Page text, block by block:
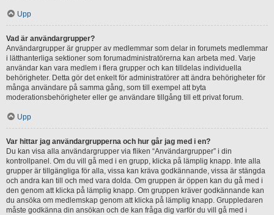
Upp
Vad är användargrupper?
Användargrupper är grupper av medlemmar som delar in forumets medlemmar
i lätthanterliga sektioner som forumadministratörerna kan arbeta med. Varje
användar kan vara medlem i flera grupper och kan tilldelas individuella
behörigheter. Detta gör det enkelt för administratörer att ändra behörigheter för
många användare på samma gång, som till exempel att byta
moderationsbehörigheter eller ge användare tillgång till ett privat forum.
Upp
Var hittar jag användargrupperna och hur går jag med i en?
Du kan visa alla användargrupper via fliken “Användargrupper” i din
kontrollpanel. Om du vill gå med i en grupp, klicka på lämplig knapp. Inte alla
grupper är tillgängliga för alla, vissa kan kräva godkännande, vissa är stängda
och andra kan till och med vara dolda. Om gruppen är öppen kan du gå med i
den genom att klicka på lämplig knapp. Om gruppen kräver godkännande kan
du ansöka om medlemskap genom att klicka på lämplig knapp. Gruppledaren
måste godkänna din ansökan och de kan fråga dig varför du vill gå med i